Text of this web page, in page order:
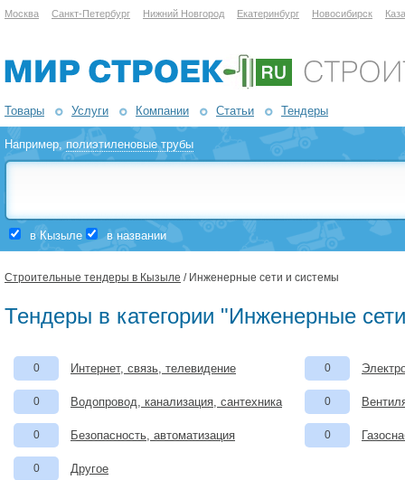
Москва Санкт-Петербург Нижний Новгород Екатеринбург Новосибирск
Товары Услуги Компании Статьи Тендеры
Например,полиэтиленовые трубы
в Кызыле в названии
Строительные тендеры в Кызыле / Инженерные сети и системы
Тендеры в категории "Инженерные
0 Интернет, связь, телевидение 0
0 Водопровод, канализация, сантехника 0
0 Безопасность, автоматизация 0
0 Другое